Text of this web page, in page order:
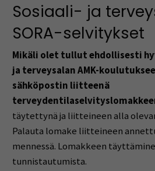
Sosiaali- ja
SORA-selvitykset
Mikäli olet tullut ehdollisesti
ja terveysalan AMK-
sähköpostin liitteenä
täytettynä ja liitteineen alla
Palauta lomake liitteineen
mennessä. Lomakkeen
tunnistautumista.